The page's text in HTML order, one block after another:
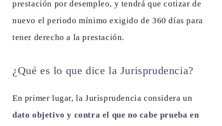
prestación por desempleo, y tendrá que cotizar de
nuevo el periodo mínimo exigido de 360 días para
tener derecho a la prestación.
¿Qué es lo que dice la Jurisprudencia?
En primer lugar, la Jurisprudencia considera un
dato objetivo y contra el que no cabe prueba en